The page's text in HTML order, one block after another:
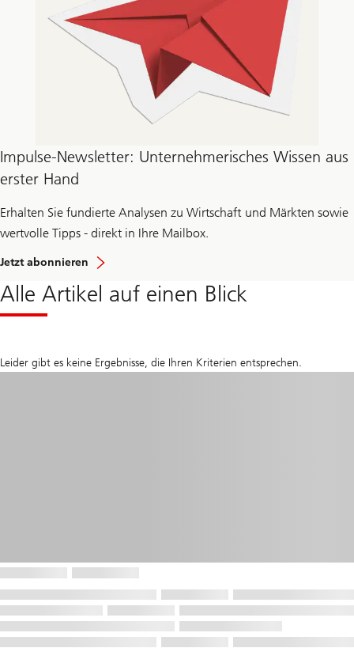
Impulse-Newsletter: Unternehmerisches Wissen aus
erster Hand
Erhalten Sie fundierte Analysen zu Wirtschaft und Märkten sowie
wertvolle Tipps - direkt in Ihre Mailbox.
Jetzt abonnieren
Alle Artikel auf einen Blick
Leider gibt es keine Ergebnisse, die Ihren Kriterien entsprechen.